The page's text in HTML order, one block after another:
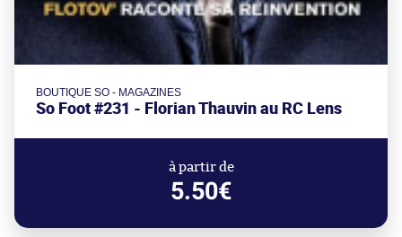
BOUTIQUE SO - MAGAZINES
So Foot #231 - Florian Thauvin au RC Lens
à partir de
5.50€